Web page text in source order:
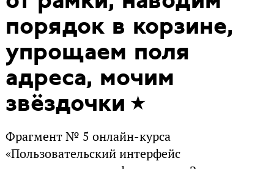
порядок в корзине,
упрощаем поля
адреса, мочим
звёздочки
Фрагмент № 5 онлайн-курса
«Пользовательский интерфейс